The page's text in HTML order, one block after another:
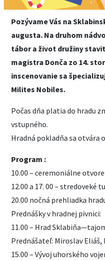
Pozývame Vás na
augusta. Na druhom
tábor a život družiny
magistra Donča zo 14.
inscenovanie sa
Milites Nobiles.
Počas dňa platia do hradu
vstupného.
Hradná pokladňa sa otvára
Program :
10.00 – ceremoniálne
12.00 a 17. 00 – stredoveké
20.00 nočná prehliadka
Prednášky v hradnej pivnici:
11.00 – Hrad
Prednášateľ: Miroslav
15.00 – Vývoj uhorského